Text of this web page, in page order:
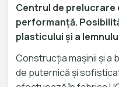
Centrul de prelucrare
performanță.
plasticului și a
Construcția mașinii și a
de puternică și